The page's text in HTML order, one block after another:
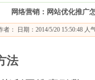
网络营销：网站优化推广
者： 日期：2014/5/20 15:50:48 人
法